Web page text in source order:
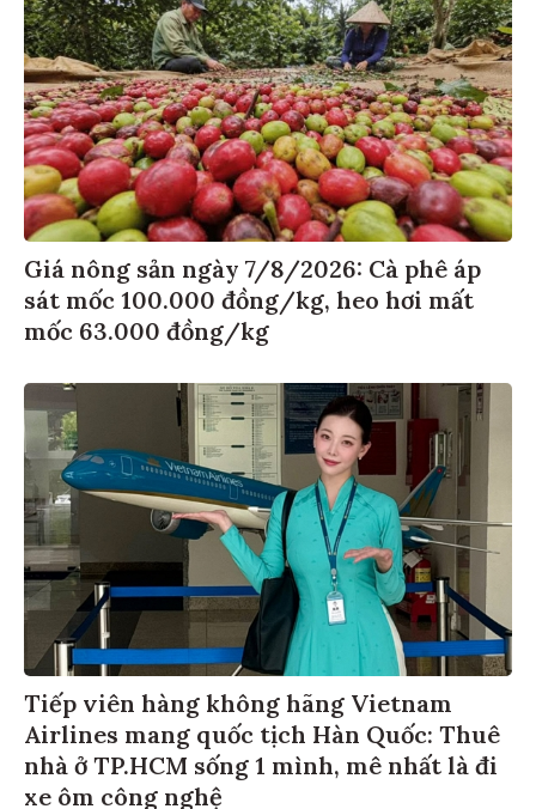
Giá nông sản ngày 7/8/2026: Cà phê áp
sát mốc 100.000 đồng/kg, heo hơi mất
mốc 63.000 đồng/kg
Tiếp viên hàng không hãng Vietnam
Airlines mang quốc tịch Hàn Quốc: Thuê
nhà ở TP.HCM sống 1 mình, mê nhất là đi
xe ôm công nghệ